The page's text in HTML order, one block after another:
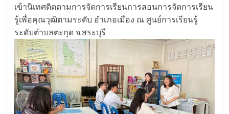
เข้านิเทศติดตามการจัดการเรียนการสอนการจัดการเรียน
รู้เพื่อคุณวุฒิตามระดับ อำเภอเมือง ณ ศูนย์การเรียนรู้
ระดับตำบลตะกุด จ.สระบุรี